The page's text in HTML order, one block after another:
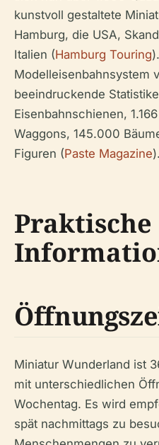
kunstvoll gestaltete
Hamburg, die USA,
Italien (Hamburg Touring
Modelleisenbahnsystem
beeindruckende
Eisenbahnschienen,
Waggons, 145.000
Figuren (Paste Magazine).
Praktische
Miniatur Wunderland ist
mit unterschiedlichen
Wochentag. Es wird
spät nachmittags zu